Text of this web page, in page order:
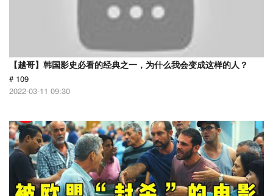
【越哥】韩国影史必看的经典之一，为什么我会变成这样的人？
# 109
2022-03-11 09:30